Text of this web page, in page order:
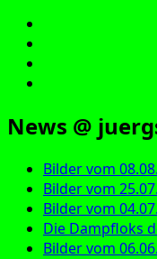
News @
Bilder vom
Bilder vom
Bilder vom
Die Dampfloks
Bilder vom